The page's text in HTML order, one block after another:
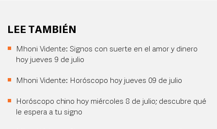
LEE TAMBIÉN
Mhoni Vidente: Signos con suerte en el amor y dinero
hoy jueves 9 de julio
Mhoni Vidente: Horóscopo hoy jueves 09 de julio
Horóscopo chino hoy miércoles 8 de julio; descubre qué
le espera a tu signo